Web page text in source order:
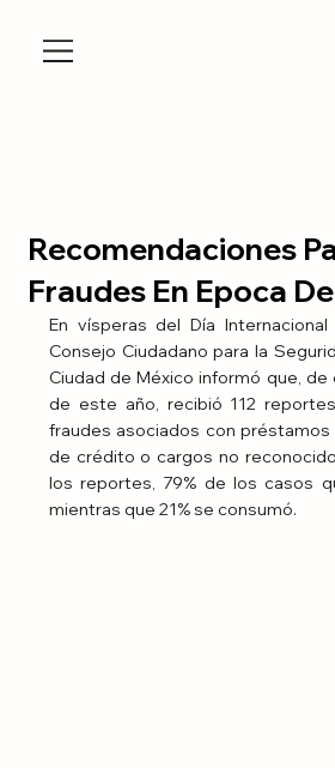
Recomendaciones
Fraudes En Epoca
En vísperas del Día
Consejo Ciudadano para la
Ciudad de México informó que,
de este año, recibió 112
fraudes asociados con
de crédito o cargos no
los reportes, 79% de los casos
mientras que 21% se consumó.